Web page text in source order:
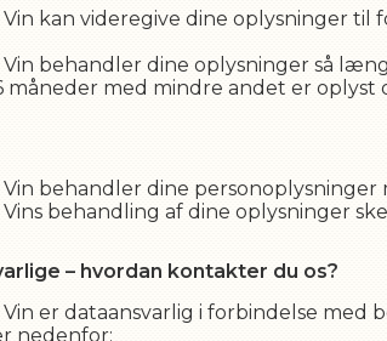
kan videregive dine oplysninger
behandler dine oplysninger så
måneder med mindre andet er oplyst
behandler dine personoplysninger
s behandling af dine oplysninger
– hvordan kontakter du os?
er dataansvarlig i forbindelse med
nedenfor: